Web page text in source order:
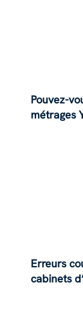
Pouvez-
métrages
Erreurs
cabinets